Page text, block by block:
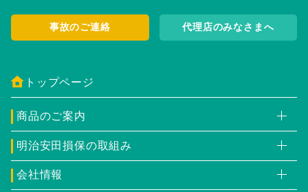
事故のご連絡 代理店のみなさまへ
トップページ
商品のご案内
明治安田損保の取組み
会社情報